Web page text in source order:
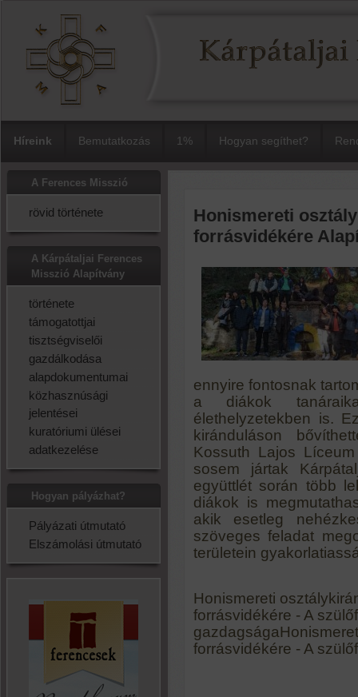
Híreink Bemutatkozás 1% Hogyan segíthet?
A Ferences Misszió
rövid története
A Kárpátaljai Ferences
Misszió Alapítvány
története
támogatottjai
tisztségviselői
gazdálkodása
alapdokumentumai
közhasznúsági
jelentései
kuratóriumi ülései
adatkezelése
Hogyan pályázhat?
Pályázati útmutató
Elszámolási útmutató
Honismereti
forrásvidékére
ennyire fontosnak
a diákok
élethelyzetekben is.
kiránduláson
Kossuth Lajos
sosem jártak
együttlét során több
diákok is
akik esetleg
szöveges feladat
területein
Honismereti
forrásvidékére - A
forrásvidékére - A